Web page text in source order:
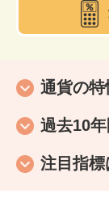
通貨の特
過去10
注目指